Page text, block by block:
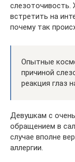
встретить на
почему так
Опытные
причиной
реакция глаз
Девушкам с
обращением в
случае вполне
аллергии.